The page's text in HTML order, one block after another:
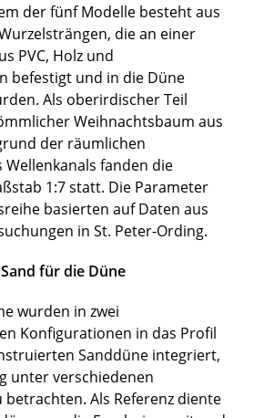
der fünf Modelle besteht aus
die an einer
PVC, Holz und
befestigt und in die Düne
Als oberirdischer Teil
Weihnachtsbaum aus
der räumlichen
Wellenkanals fanden die
1:7 statt. Die Parameter
basierten auf Daten aus
in St. Peter-Ording.
für die Düne
wurden in zwei
Konfigurationen in das Profil
Sanddüne integriert,
unter verschiedenen
betrachten. Als Referenz diente